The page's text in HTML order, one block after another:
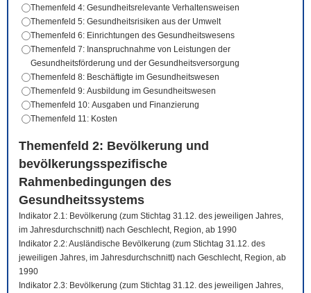
Themenfeld 4: Gesundheitsrelevante Verhaltensweisen
Themenfeld 5: Gesundheitsrisiken aus der Umwelt
Themenfeld 6: Einrichtungen des Gesundheitswesens
Themenfeld 7: Inanspruchnahme von Leistungen der
Gesundheitsförderung und der Gesundheitsversorgung
Themenfeld 8: Beschäftigte im Gesundheitswesen
Themenfeld 9: Ausbildung im Gesundheitswesen
Themenfeld 10: Ausgaben und Finanzierung
Themenfeld 11: Kosten
Themenfeld 2: Bevölkerung und
bevölkerungsspezifische
Rahmenbedingungen des
Gesundheitssystems
Indikator 2.1: Bevölkerung (zum Stichtag 31.12. des jeweiligen Jahres,
im Jahresdurchschnitt) nach Geschlecht, Region, ab 1990
Indikator 2.2: Ausländische Bevölkerung (zum Stichtag 31.12. des
jeweiligen Jahres, im Jahresdurchschnitt) nach Geschlecht, Region, ab
1990
Indikator 2.3: Bevölkerung (zum Stichtag 31.12. des jeweiligen Jahres,